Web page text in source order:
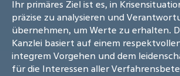
Ihr primäres Ziel ist es, in
präzise zu analysieren und
übernehmen, um Werte zu erhalten.
Kanzlei basiert auf einem
integrem Vorgehen und dem
für die Interessen aller